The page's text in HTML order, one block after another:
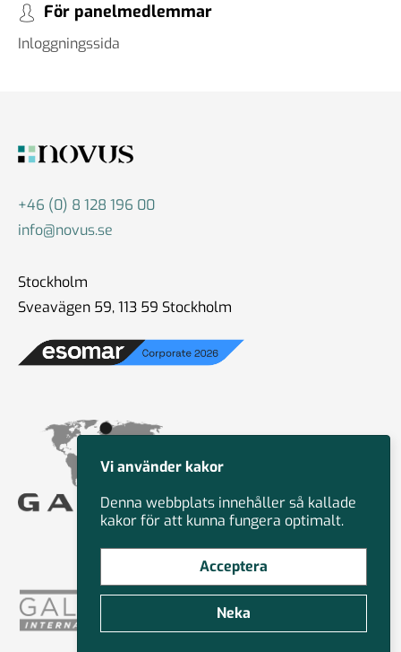
För panelmedlemmar
Inloggningssida
+46 (0) 8 128 196 00
info@novus.se
Stockholm
Sveavägen 59, 113 59 Stockholm
Vi använder kakor
Denna webbplats innehåller så kallade
kakor för att kunna fungera optimalt.
Acceptera
Neka